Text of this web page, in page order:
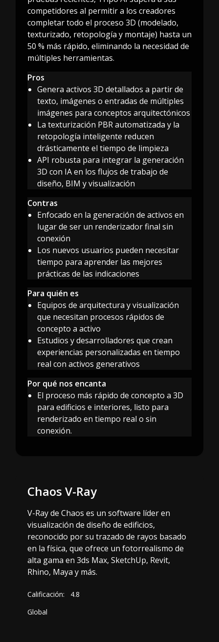
competidores al permitir a los creadores
completar todo el proceso 3D (modelado,
texturizado, retopología y montaje) hasta un
50 % más rápido, eliminando la necesidad de
múltiples herramientas.
Pros
Genera activos 3D detallados a partir de
texto, imágenes o entradas de múltiples
imágenes para conceptos arquitectónicos
La texturización PBR automatizada y la
retopología inteligente reducen
drásticamente el tiempo de limpieza
API robusta para integrar la generación
3D con IA en los flujos de trabajo de
diseño, BIM y visualización
Contras
Enfocado en la generación de activos en
lugar de ser un renderizador final sin
conexión
Los nuevos usuarios pueden necesitar
tiempo para aprender las mejores
prácticas de las indicaciones
Para quién es
Equipos de arquitectura y visualización
que necesitan procesos rápidos de
concepto a activo
Estudios y desarrolladores que crean
experiencias personalizadas en tiempo
real con activos generativos
Por qué nos encanta
El proceso más rápido de concepto a 3D
para edificios e interiores, listo para
renderizado en tiempo real o sin
conexión.
Chaos V-Ray
V-Ray de Chaos es un software líder en
visualización de diseño de edificios,
reconocido por su trazado de rayos basado
en la física, que ofrece un fotorrealismo de
alta gama en 3ds Max, SketchUp, Revit,
Rhino, Maya y más.
Calificación:
4.8
Global